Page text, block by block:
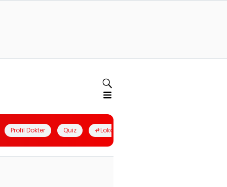
Profil Dokter Quiz #LokalBerdaya